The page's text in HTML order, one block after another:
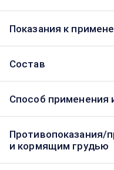
Показания к
Состав
Способ применения
Противопоказания/
и кормящим грудью